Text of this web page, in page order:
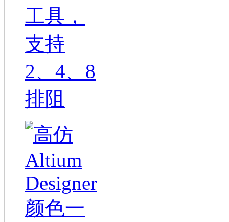
工具，
支持
2、4、8
排阻